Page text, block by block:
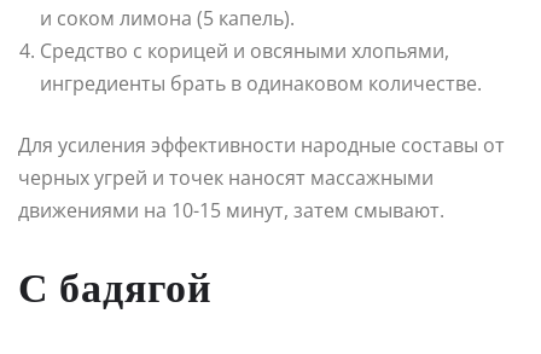
и соком лимона (5 капель).
Средство с корицей и овсяными хлопьями,
ингредиенты брать в одинаковом количестве.
Для усиления эффективности народные составы от
черных угрей и точек наносят массажными
движениями на 10-15 минут, затем смывают.
С бадягой